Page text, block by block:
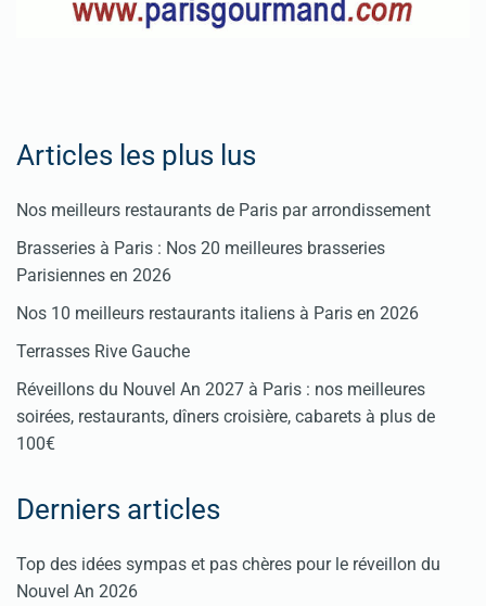
Articles les plus lus
Nos meilleurs restaurants de Paris par arrondissement
Brasseries à Paris : Nos 20 meilleures brasseries
Parisiennes en 2026
Nos 10 meilleurs restaurants italiens à Paris en 2026
Terrasses Rive Gauche
Réveillons du Nouvel An 2027 à Paris : nos meilleures
soirées, restaurants, dîners croisière, cabarets à plus de
100€
Derniers articles
Top des idées sympas et pas chères pour le réveillon du
Nouvel An 2026